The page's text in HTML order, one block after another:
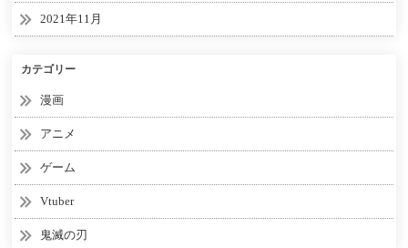
2021年11月
カテゴリー
漫画
アニメ
ゲーム
Vtuber
鬼滅の刃